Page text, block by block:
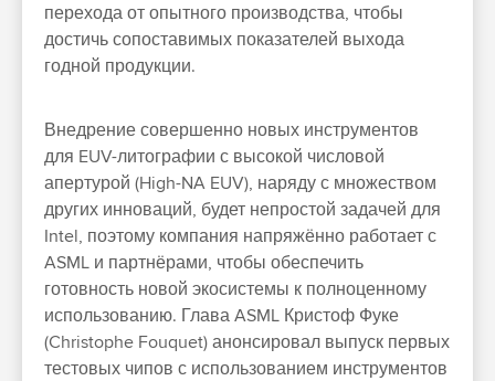
перехода от опытного производства, чтобы
достичь сопоставимых показателей выхода
годной продукции.
Внедрение совершенно новых инструментов
для EUV-литографии с высокой числовой
апертурой (High-NA EUV), наряду с множеством
других инноваций, будет непростой задачей для
Intel, поэтому компания напряжённо работает с
ASML и партнёрами, чтобы обеспечить
готовность новой экосистемы к полноценному
использованию. Глава ASML Кристоф Фуке
(Christophe Fouquet) анонсировал выпуск первых
тестовых чипов с использованием инструментов